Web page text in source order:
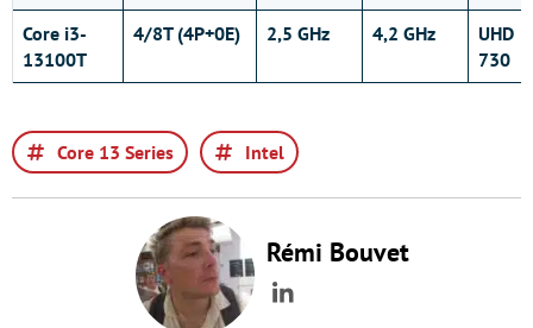
Core i3-
13100T
4/8T (4P+0E) 2,5 GHz 4,2 GHz
UHD
730
Core 13 Series Intel
Rémi Bouvet
LinkedIn